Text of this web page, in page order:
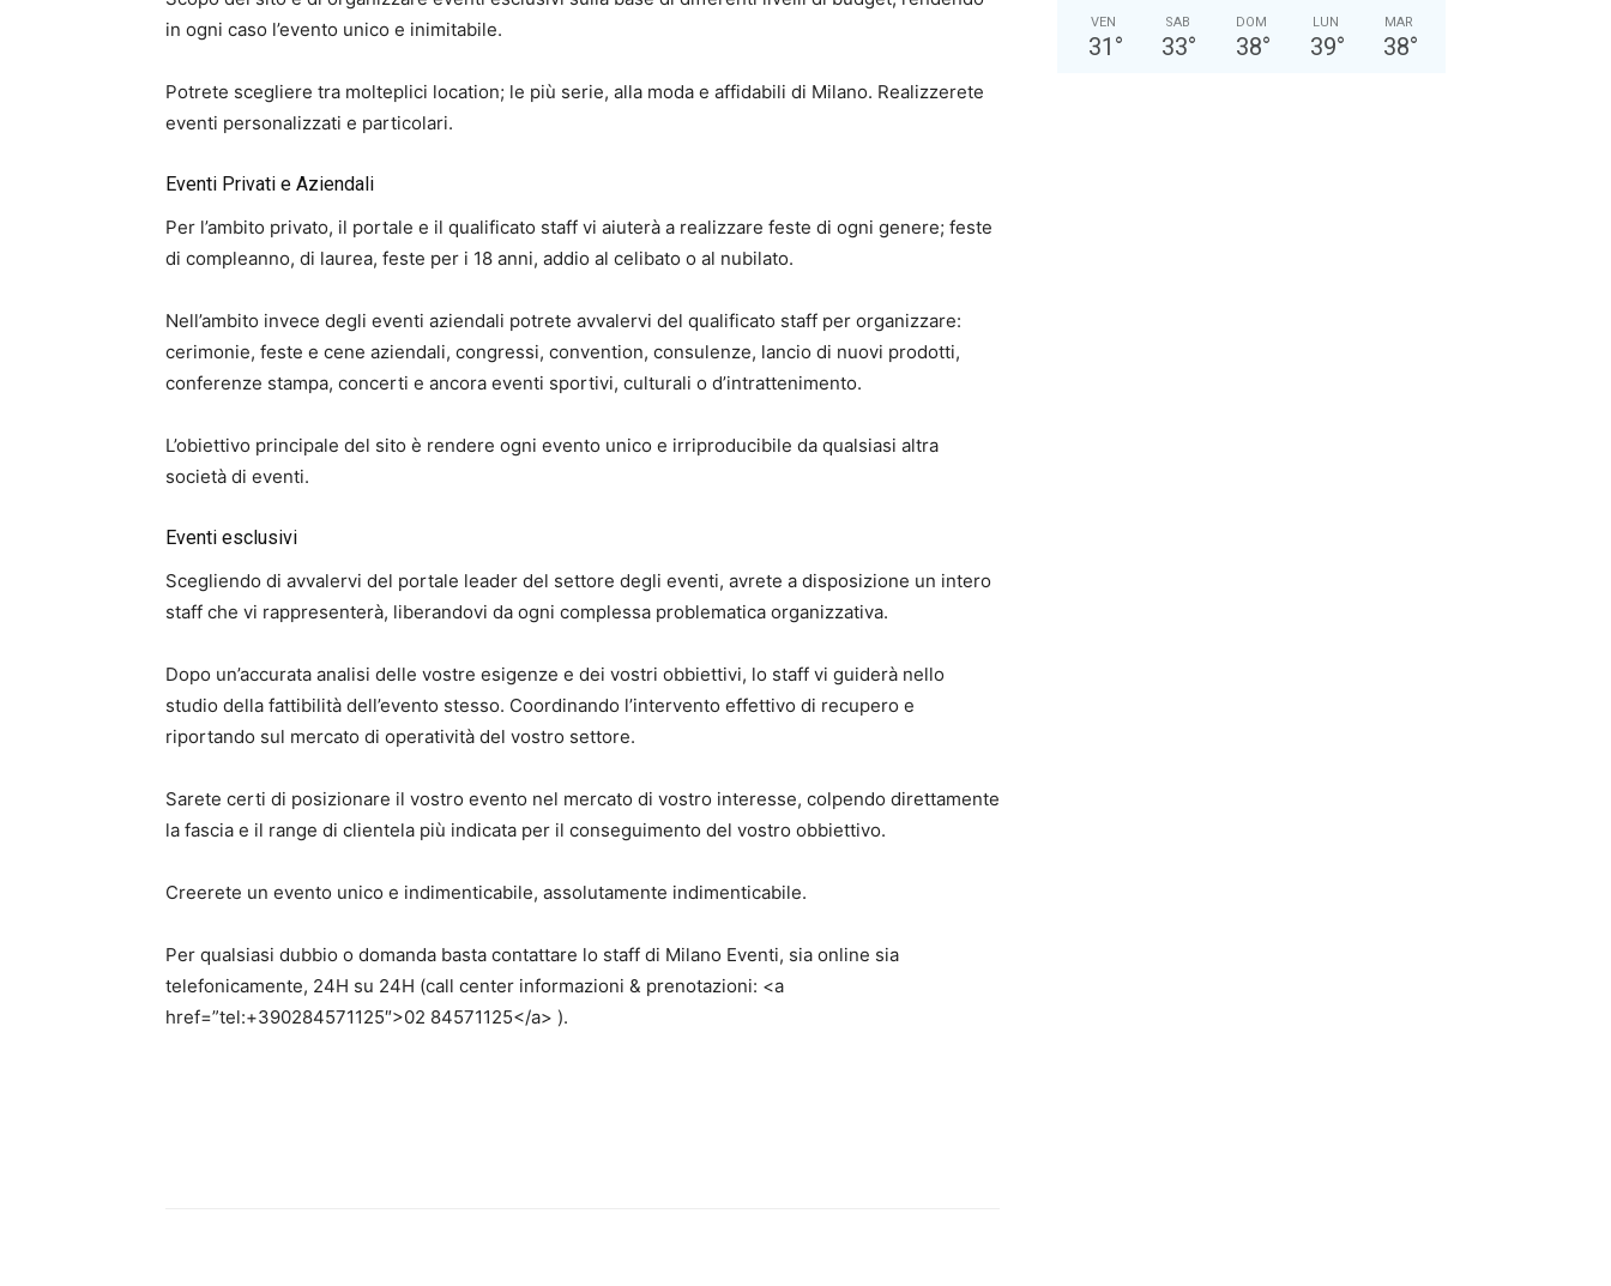
in ogni caso l’evento unico e inimitabile.
Potrete scegliere tra molteplici location; le più serie, alla moda e affidabili di Milano. Realizzerete
eventi personalizzati e particolari.
Eventi Privati e Aziendali
Per l’ambito privato, il portale e il qualificato staff vi aiuterà a realizzare feste di ogni genere; feste
di compleanno, di laurea, feste per i 18 anni, addio al celibato o al nubilato.
Nell’ambito invece degli eventi aziendali potrete avvalervi del qualificato staff per organizzare:
cerimonie, feste e cene aziendali, congressi, convention, consulenze, lancio di nuovi prodotti,
conferenze stampa, concerti e ancora eventi sportivi, culturali o d’intrattenimento.
L’obiettivo principale del sito è rendere ogni evento unico e irriproducibile da qualsiasi altra
società di eventi.
Eventi esclusivi
Scegliendo di avvalervi del portale leader del settore degli eventi, avrete a disposizione un intero
staff che vi rappresenterà, liberandovi da ogni complessa problematica organizzativa.
Dopo un’accurata analisi delle vostre esigenze e dei vostri obbiettivi, lo staff vi guiderà nello
studio della fattibilità dell’evento stesso. Coordinando l’intervento effettivo di recupero e
riportando sul mercato di operatività del vostro settore.
Sarete certi di posizionare il vostro evento nel mercato di vostro interesse, colpendo direttamente
la fascia e il range di clientela più indicata per il conseguimento del vostro obbiettivo.
Creerete un evento unico e indimenticabile, assolutamente indimenticabile.
Per qualsiasi dubbio o domanda basta contattare lo staff di Milano Eventi, sia online sia
telefonicamente, 24H su 24H (call center informazioni & prenotazioni: <a
href=”tel:+390284571125″>02 84571125</a> ).
VEN
31 °
SAB
33°
DOM
38°
LUN
39°
MAR
38°